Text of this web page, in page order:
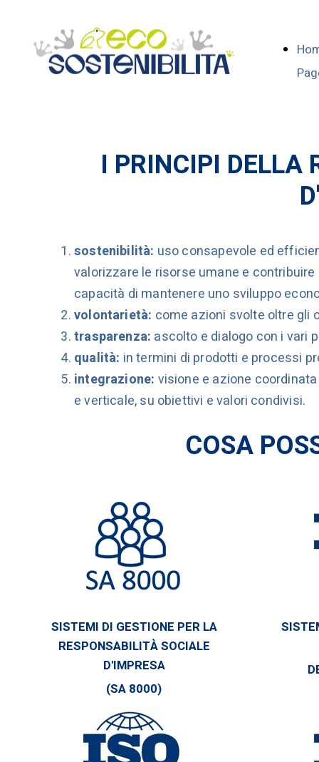
I PRINCIPI DELLA
sostenibilità: uso consapevole ed
valorizzare le risorse umane e
capacità di mantenere uno sviluppo
volontarietà: come azioni svolte oltre gli
trasparenza: ascolto e dialogo con i vari
qualità: in termini di prodotti e processi
integrazione: visione e azione
e verticale, su obiettivi e valori condivisi.
COSA
SISTEMI DI GESTIONE PER LA
RESPONSABILITÀ SOCIALE
D'IMPRESA
(SA 8000)